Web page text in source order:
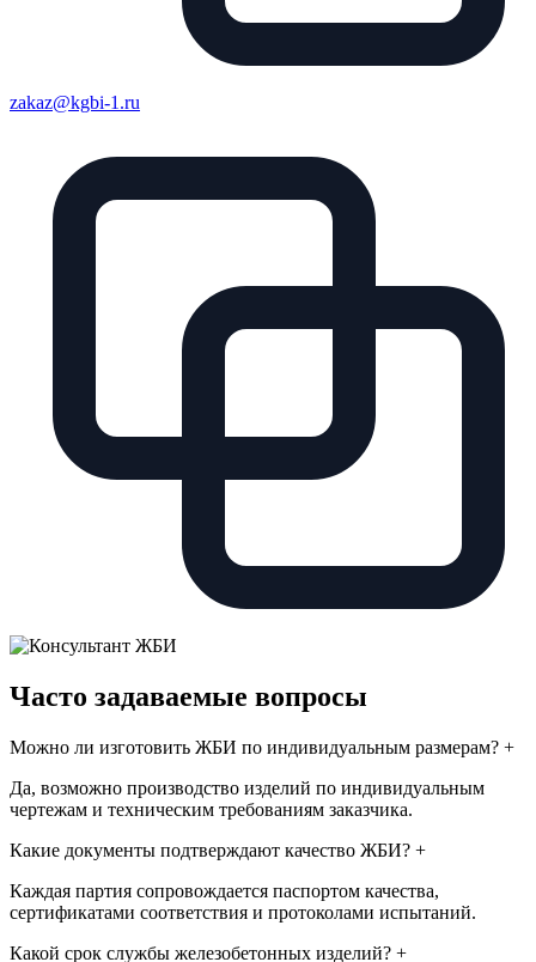
zakaz@kgbi-1.ru
Часто задаваемые вопросы
Можно ли изготовить ЖБИ по индивидуальным размерам? +
Да, возможно производство изделий по индивидуальным
чертежам и техническим требованиям заказчика.
Какие документы подтверждают качество ЖБИ? +
Каждая партия сопровождается паспортом качества,
сертификатами соответствия и протоколами испытаний.
Какой срок службы железобетонных изделий? +